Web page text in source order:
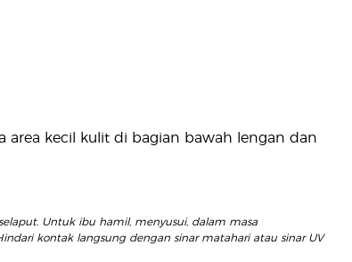
area kecil kulit di bagian bawah lengan dan
Untuk ibu hamil, menyusui, dalam masa
kontak langsung dengan sinar matahari atau sinar UV